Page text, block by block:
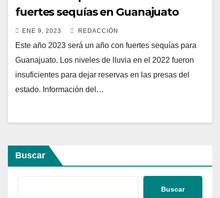
fuertes sequías en Guanajuato
ENE 9, 2023 REDACCIÓN
Este año 2023 será un año con fuertes sequías para
Guanajuato. Los niveles de lluvia en el 2022 fueron
insuficientes para dejar reservas en las presas del
estado. Información del…
Buscar
Buscar